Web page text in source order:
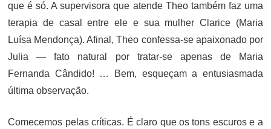
que é só. A supervisora que atende Theo também faz uma
terapia de casal entre ele e sua mulher Clarice (Maria
Luísa Mendonça). Afinal, Theo confessa-se apaixonado por
Julia — fato natural por tratar-se apenas de Maria
Fernanda Cândido! … Bem, esqueçam a entusiasmada
última observação.
Comecemos pelas críticas. É claro que os tons escuros e a